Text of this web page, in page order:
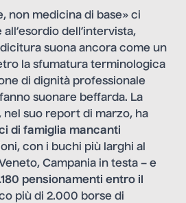
non medicina di base» ci
dell’intervista,
suona ancora come un
la sfumatura terminologica
di dignità professionale
suonare beffarda. La
nel suo report di marzo, ha
di famiglia mancanti
con i buchi più larghi al
Campania in testa – e
pensionamenti entro il
più di 2.000 borse di